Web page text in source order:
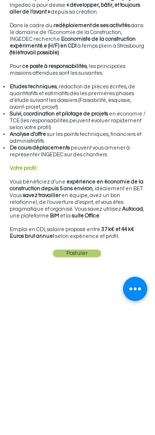
Ingedec a pour devise « développer, bâtir, et toujours
aller de l’avant »depuis sa création.
Dans le cadre du redéploiement de ses activitésdans
le domaine de l’Economie de la Construction,
INGEDEC recherche Economiste de la construction
expérimenté.e (H/F) en CDI à temps plein à Strasbourg
(télétravail possible).
Pource poste à responsabilités, les principales
missions attendues sont les suivantes :
Etudes techniques, rédaction de pièces écrites, de
quantitatifs et estimatifs dès les premières phases
d’étude suivant les dossiers (Faisabilité, esquisse,
avant-projet, projet)
Suivi, coordination et pilotage de projetsen économie /
TCE (les responsabilités peuvent évoluer rapidement
selon votre profil)
Analyse d’offresur les points techniques, financiers et
administratifs
De cours déplacementspeuvent vous amener à
représenter INGEDEC sur des chantiers
Votre profil :
Vous bénéficiez d’une expérience en économie de la
construction depuis 5 ans environ , idéalement en BET.
Voussavez travailleren équipe, avez un bon
relationnel, de l’ouverture d’esprit, et vous êtes
pragmatique et organisé. Vous savez utilisezAutocad
une plateforme BIM et la suite Office
Emploi en CDI, salaire proposé entre 37 k€ et 44 k€
Euros brut annuel selon expérience et profil.
Postuler